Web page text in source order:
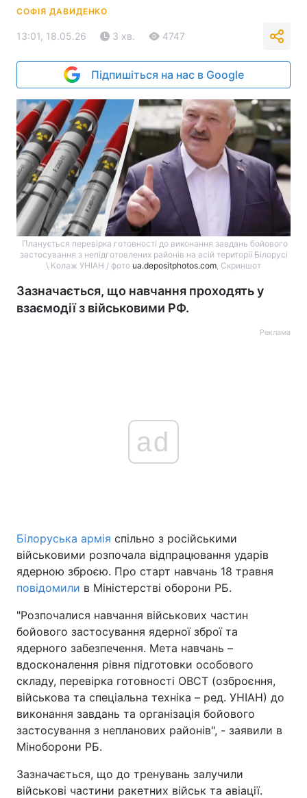
СОФІЯ ДАВИДЕНКО
13:01, 18.05.26 3 хв. 4747
Підпишіться на нас в Google
Планується перевірка ​​​готовності до виконання завдань бойового
застосування з непідготовлених районів на всій території Білорусі
\ Колаж УНІАН / фото ua.depositphotos.com, Скриншот
Зазначається, що навчання проходять у
взаємодії з військовими РФ.
Реклама
ad
Білоруська армія спільно з російськими
військовими розпочала відпрацювання ударів
ядерною зброєю. Про старт навчань 18 травня
повідомили в Міністерстві оборони РБ.
"Розпочалися навчання військових частин
бойового застосування ядерної зброї та
ядерного забезпечення. Мета навчань –
вдосконалення рівня підготовки особового
складу, перевірка готовності ОВСТ (озброєння,
військова та спеціальна техніка – ред. УНІАН) до
виконання завдань та організація бойового
застосування з непланових районів", - заявили в
Міноборони РБ.
Зазначається, що до тренувань залучили
військові частини ракетних військ та авіації.